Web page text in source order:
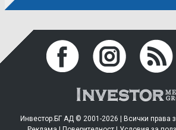
Инвестор.БГ АД © 2001-2026 | Всички права